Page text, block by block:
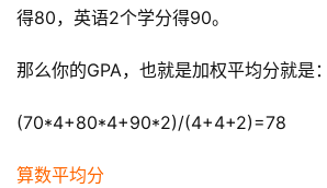
得80，英语2个学分得90。
那么你的GPA，也就是加权平均分就是：
(70*4+80*4+90*2)/(4+4+2)=78
算数平均分